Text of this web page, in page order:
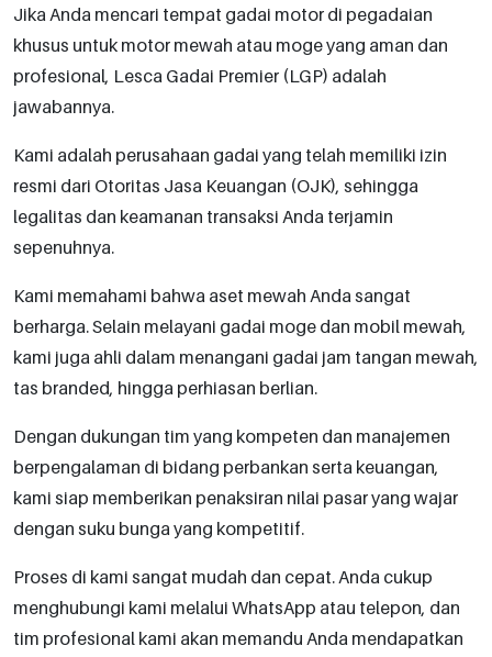
Jika Anda mencari tempat gadai motor di pegadaian
khusus untuk motor mewah atau moge yang aman dan
profesional, Lesca Gadai Premier (LGP) adalah
jawabannya.
Kami adalah perusahaan gadai yang telah memiliki izin
resmi dari Otoritas Jasa Keuangan (OJK), sehingga
legalitas dan keamanan transaksi Anda terjamin
sepenuhnya.
Kami memahami bahwa aset mewah Anda sangat
berharga. Selain melayani gadai moge dan mobil mewah,
kami juga ahli dalam menangani gadai jam tangan mewah,
tas branded, hingga perhiasan berlian.
Dengan dukungan tim yang kompeten dan manajemen
berpengalaman di bidang perbankan serta keuangan,
kami siap memberikan penaksiran nilai pasar yang wajar
dengan suku bunga yang kompetitif.
Proses di kami sangat mudah dan cepat. Anda cukup
menghubungi kami melalui WhatsApp atau telepon, dan
tim profesional kami akan memandu Anda mendapatkan